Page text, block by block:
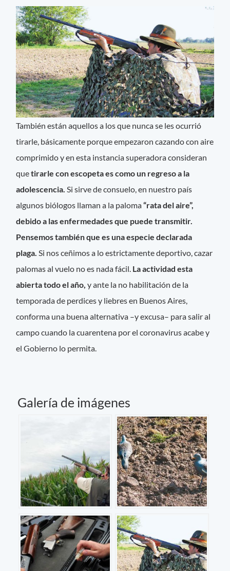
También están aquellos a los que nunca se les ocurrió
tirarle, básicamente porque empezaron cazando con aire
comprimido y en esta instancia superadora consideran
quetirarle con escopeta es como un regreso a la
adolescencia. Si sirve de consuelo, en nuestro país
algunos biólogos llaman a la paloma“rata del aire”,
debido a las enfermedades que puede transmitir.
Pensemos también que es una especie declarada
plaga. Si nos ceñimos a lo estrictamente deportivo, cazar
palomas al vuelo no es nada fácil. La actividad esta
abierta todo el año, y ante la no habilitación de la
temporada de perdices y liebres en Buenos Aires,
conforma una buena alternativa –y excusa– para salir al
campo cuando la cuarentena por el coronavirus acabe y
el Gobierno lo permita.
Galería de imágenes